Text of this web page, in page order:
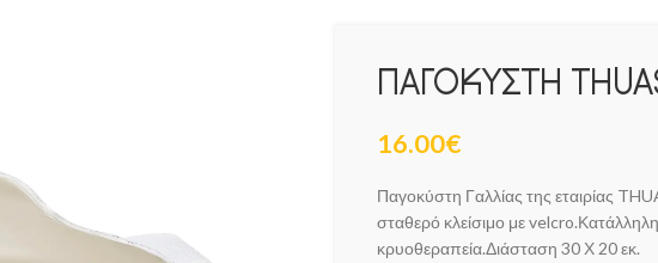
ΠΑΓΟΚΥΣΤΗ
16.00€
Παγοκύστη Γαλλίας της εταιρίας
σταθερό κλείσιμο με
κρυοθεραπεία.Διάσταση 30 Χ 20 εκ.